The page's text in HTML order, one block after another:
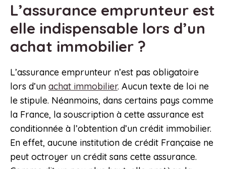
L’assurance emprunteur est
elle indispensable lors d’un
achat immobilier ?
L’assurance emprunteur n’est pas obligatoire
lors d’un achat immobilier. Aucun texte de loi ne
le stipule. Néanmoins, dans certains pays comme
la France, la souscription à cette assurance est
conditionnée à l’obtention d’un crédit immobilier.
En effet, aucune institution de crédit Française ne
peut octroyer un crédit sans cette assurance.